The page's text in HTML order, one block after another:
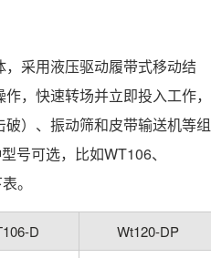
采用液压驱动履带式移动结
，快速转场并立即投入工作，
）、振动筛和皮带输送机等组
号可选，比如WT106、
。
D
Wt120-DP